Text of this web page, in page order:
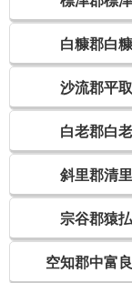
白糠郡白
沙流郡平
白老郡白
斜里郡清
宗谷郡猿
空知郡中富